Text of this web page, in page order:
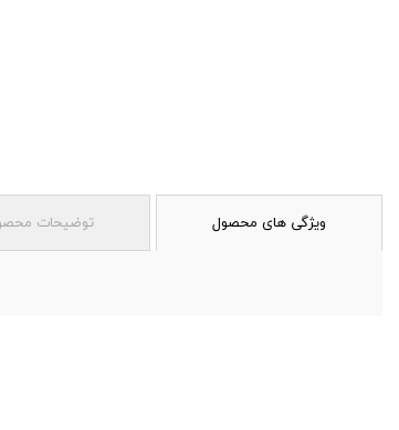
ویژگی های محصول توضیحات